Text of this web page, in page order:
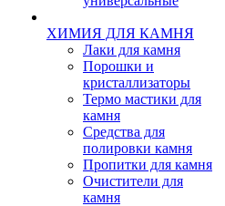
ХИМИЯ ДЛЯ КАМНЯ
Лаки для камня
Порошки и
кристаллизаторы
Термо мастики для
камня
Средства для
полировки камня
Пропитки для камня
Очистители для
камня